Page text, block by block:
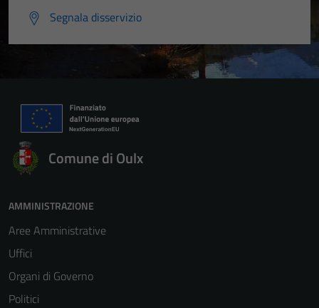
Segnala disservizio
Comune di Oulx
AMMINISTRAZIONE
Aree Amministrative
Uffici
Organi di Governo
Politici